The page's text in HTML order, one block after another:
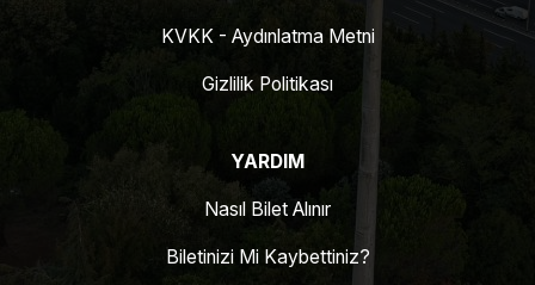
KVKK - Aydınlatma Metni
Gizlilik Politikası
YARDIM
Nasıl Bilet Alınır
Biletinizi Mi Kaybettiniz?